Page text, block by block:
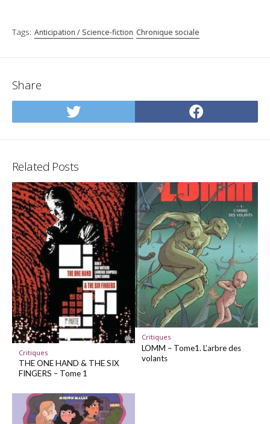
Tags: Anticipation / Science-fiction Chronique sociale
Share
Share
on
on
Related Posts
Critiques
THE ONE HAND & THE SIX
FINGERS – Tome 1
Critiques
LOMM – Tome1. L’arbre des
volants